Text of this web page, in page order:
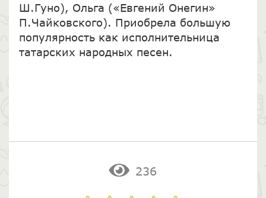
Ш.Гуно), Ольга («Евгений Онегин»
П.Чайковского). Приобрела большую
популярность как исполнительница
татарских народных песен.
236